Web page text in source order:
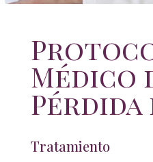
Médico
Pérdida
Tratamiento